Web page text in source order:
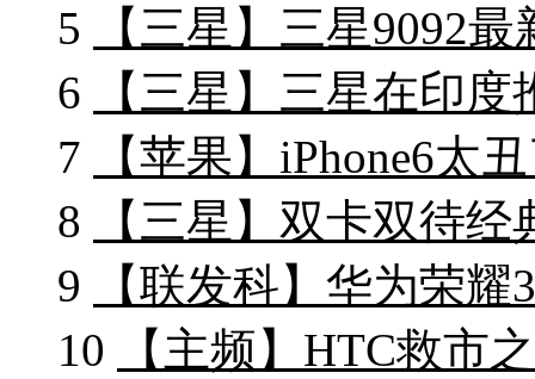
5
【三星】三星9092
6
【三星】三星在印
7
【苹果】iPhone6太
8
【三星】双卡双待
9
【联发科】华为荣
10
【主频】HTC救市